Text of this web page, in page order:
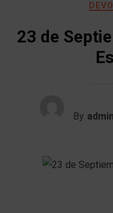
23 de
By admin